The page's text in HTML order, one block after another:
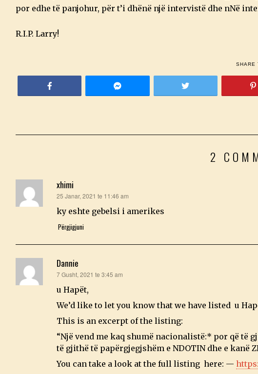
por edhe të panjohur, për t’i dhënë një intervistë dhe nNë
R.I.P. Larry!
SHARE
2
xhimi
thotë:
25 Janar, 2021 te 11:46 am
ky eshte gebelsi i amerikes
Përgjigjuni
Dannie
thotë:
7 Gusht, 2021 te 3:45 am
u Hapët,
We’d like to let you know that we have listed u
This is an excerpt of the listing:
“Një vend me kaq shumë nacionalistë:* por që të
të gjithë të papërgjegjshëm e NDOTIN dhe e kanë
You can take a look at the full listing here: —